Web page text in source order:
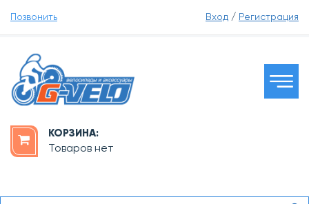
Позвонить Вход / Регистрация
КОРЗИНА:
Товаров нет